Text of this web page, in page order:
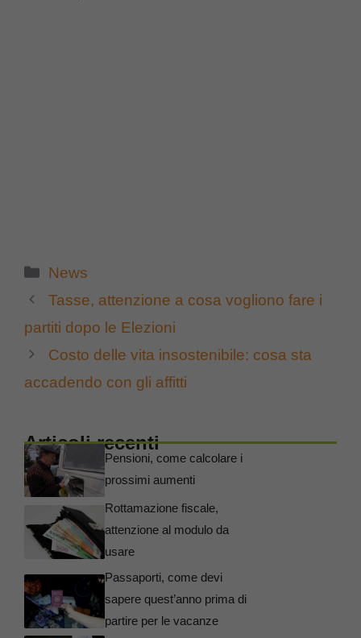
Categorie
News
Tasse, attenzione a cosa vogliono fare i
partiti dopo le Elezioni
Costo delle vita insostenibile: cosa sta
accadendo con gli affitti
Articoli recenti
Pensioni, come calcolare i
prossimi aumenti
Rottamazione fiscale,
attenzione al modulo da
usare
Passaporti, come devi
sapere quest’anno prima di
partire per le vacanze